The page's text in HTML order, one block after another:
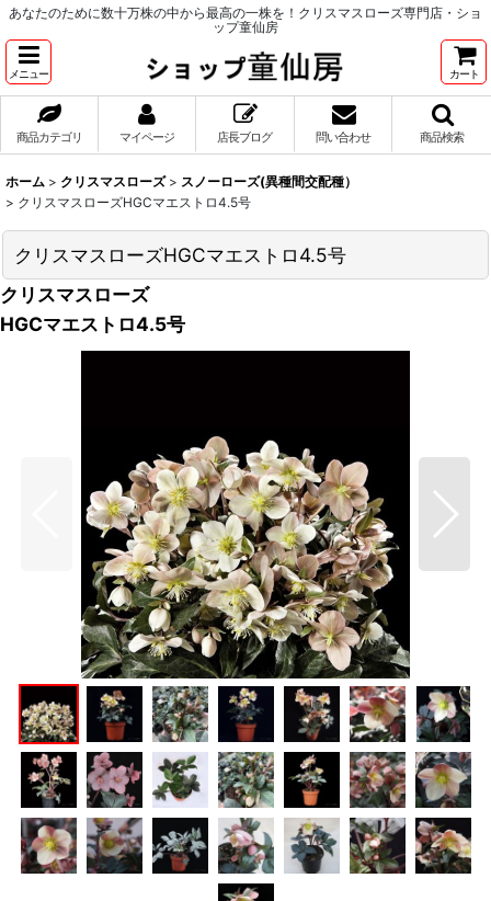
あなたのために数十万株の中から最高の一株を！クリスマスローズ専門店・ショ
ップ童仙房
メニュー カート
商品カテゴリ マイページ 店長ブログ 問い合わせ 商品検索
ホーム > クリスマスローズ > スノーローズ(異種間交配種）
> クリスマスローズHGCマエストロ4.5号
クリスマスローズHGCマエストロ4.5号
クリスマスローズ
HGCマエストロ4.5号